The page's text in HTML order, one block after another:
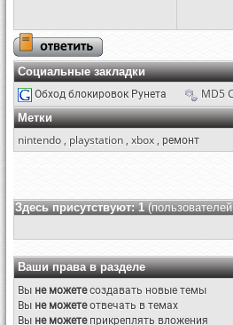
Социальные закладки
Обход блокировок Рунета MD5
Метки
nintendo , playstation , xbox , ремонт
Здесь присутствуют: 1
Ваши права в разделе
Вы не можетесоздавать новые темы
Вы не можетеотвечать в темах
Вы не можетеприкреплять вложения